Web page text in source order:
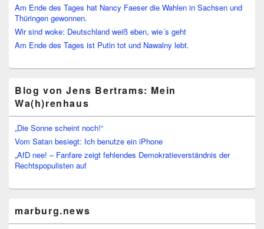
Am Ende des Tages hat Nancy Faeser die Wahlen in Sachsen und
Thüringen gewonnen.
Wir sind woke: Deutschland weiß eben, wie´s geht
Am Ende des Tages ist Putin tot und Nawalny lebt.
Blog von Jens Bertrams: Mein
Wa(h)renhaus
„Die Sonne scheint noch!“
Vom Satan besiegt: Ich benutze ein iPhone
„AfD nee! – Fanfare zeigt fehlendes Demokratieverständnis der
Rechtspopulisten auf
marburg.news